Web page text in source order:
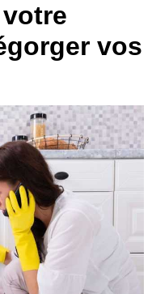
vos